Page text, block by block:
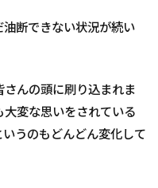
断できない状況が続い
んの頭に刷り込まれま
変な思いをされている
うのもどんどん変化して